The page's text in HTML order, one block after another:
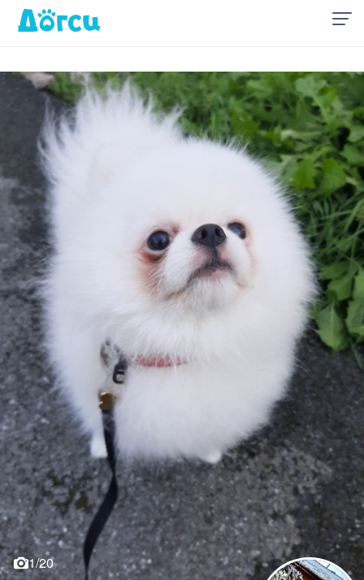
1/20